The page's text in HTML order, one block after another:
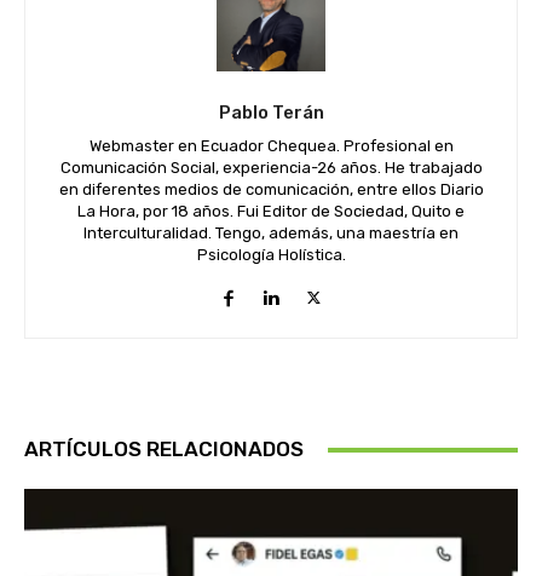
Pablo Terán
Webmaster en Ecuador Chequea. Profesional en
Comunicación Social, experiencia-26 años. He trabajado
en diferentes medios de comunicación, entre ellos Diario
La Hora, por 18 años. Fui Editor de Sociedad, Quito e
Interculturalidad. Tengo, además, una maestría en
Psicología Holística.
ARTÍCULOS RELACIONADOS